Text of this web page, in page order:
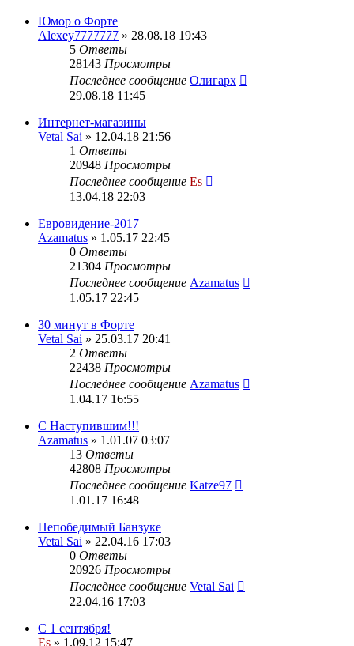
Юмор о Форте
Alexey7777777 » 28.08.18 19:43
5 Ответы
28143 Просмотры
Последнее сообщение Олигарх
29.08.18 11:45
Интернет-магазины
Vetal Sai » 12.04.18 21:56
1 Ответы
20948 Просмотры
Последнее сообщение Es
13.04.18 22:03
Евровидение-2017
Azamatus » 1.05.17 22:45
0 Ответы
21304 Просмотры
Последнее сообщение Azamatus
1.05.17 22:45
30 минут в Форте
Vetal Sai » 25.03.17 20:41
2 Ответы
22438 Просмотры
Последнее сообщение Azamatus
1.04.17 16:55
С Наступившим!!!
Azamatus » 1.01.07 03:07
13 Ответы
42808 Просмотры
Последнее сообщение Katze97
1.01.17 16:48
Непобедимый Банзуке
Vetal Sai » 22.04.16 17:03
0 Ответы
20926 Просмотры
Последнее сообщение Vetal Sai
22.04.16 17:03
С 1 сентября!
Es » 1.09.12 15:47